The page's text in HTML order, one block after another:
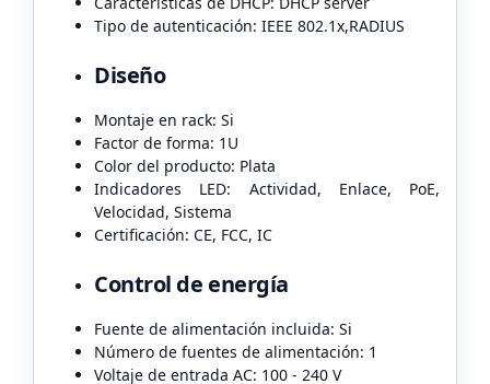
Tipo de autenticación: IEEE 802.1x,RADIUS
Diseño
Montaje en rack: Si
Factor de forma: 1U
Color del producto: Plata
Indicadores LED: Actividad, Enlace, PoE,
Velocidad, Sistema
Certificación: CE, FCC, IC
Control de energía
Fuente de alimentación incluida: Si
Número de fuentes de alimentación: 1
Voltaje de entrada AC: 100 - 240 V